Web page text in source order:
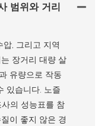
범위와 거리
, 그리고 지역
장거리 대량 살
유량으로 작동
있습니다. 노즐
의 성능표를 참
이 좋지 않은 경